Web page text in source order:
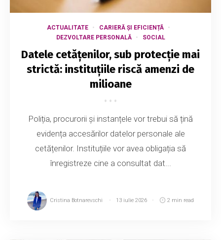
ACTUALITATE
CARIERĂ ȘI EFICIENȚĂ
DEZVOLTARE PERSONALĂ
SOCIAL
Datele cetățenilor, sub protecție mai
strictă: instituțiile riscă amenzi de
milioane
Poliția, procurorii și instanțele vor trebui să țină
evidența accesărilor datelor personale ale
cetățenilor. Instituțiile vor avea obligația să
înregistreze cine a consultat dat...
Cristina Botnarevschi 13 iulie 2026 2 min read